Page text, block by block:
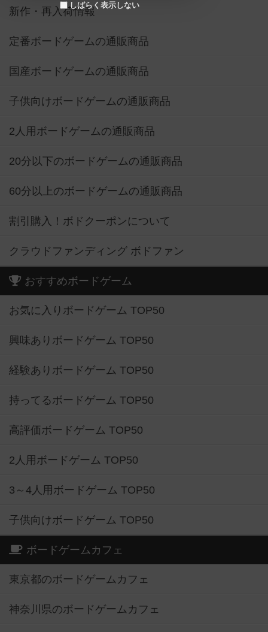
しばらく表示しない
新作・再入荷情報
定番ボードゲームの通販商品
国産ボードゲームの通販商品
子供向けボードゲームの通販商品
2人用ボードゲームの通販商品
20分以下のボードゲームの通販商品
60分以上のボードゲームの通販商品
割引購入！ボドクーポンについて
クラウドファンディング ボドファン
おすすめボードゲーム
お気に入りボードゲーム TOP50
興味ありボードゲーム TOP50
経験ありボードゲーム TOP50
持ってるボードゲーム TOP50
高評価ボードゲーム TOP50
2人用ボードゲーム TOP50
3～4人用ボードゲーム TOP50
子供向けボードゲーム TOP50
ボードゲームカフェ
東京都のボードゲームカフェ
神奈川県のボードゲームカフェ